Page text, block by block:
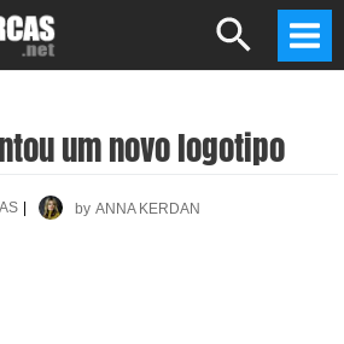
Search
um novo logotipo
by ANNA KERDAN